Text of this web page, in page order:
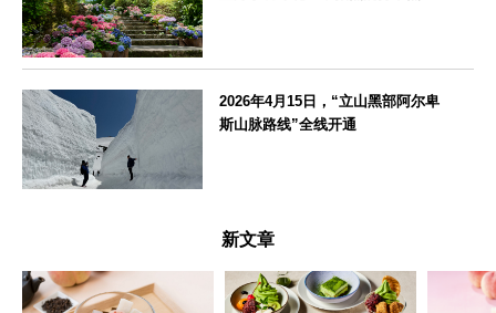
2026年4月15日，“立山黑部阿尔卑
斯山脉路线”全线开通
新文章